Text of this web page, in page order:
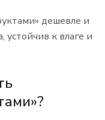
дешевле и
устойчив к влаге и